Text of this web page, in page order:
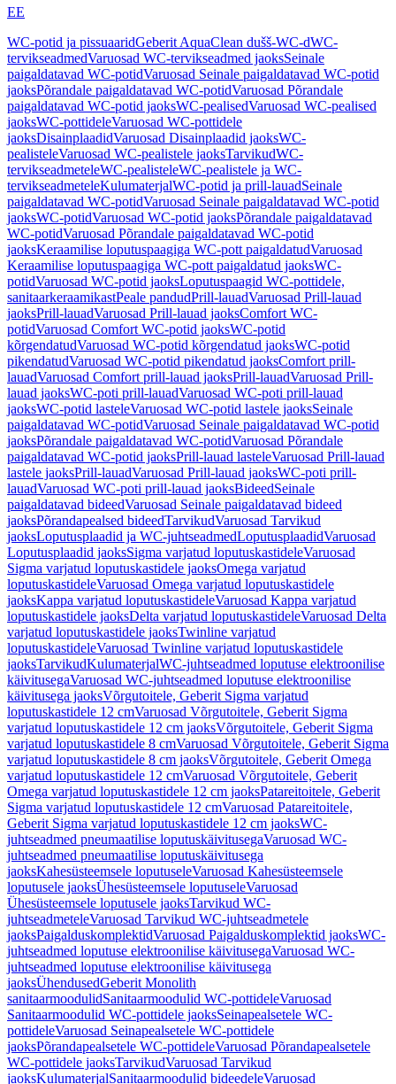
EE
WC-potid ja pissuaaridGeberit AquaClean dušš-WC-dWC-
tervikseadmedVaruosad WC-tervikseadmed jaoksSeinale
paigaldatavad WC-potidVaruosad Seinale paigaldatavad WC-potid
jaoksPõrandale paigaldatavad WC-potidVaruosad Põrandale
paigaldatavad WC-potid jaoksWC-pealisedVaruosad WC-pealised
jaoksWC-pottideleVaruosad WC-pottidele
jaoksDisainplaadidVaruosad Disainplaadid jaoksWC-
pealisteleVaruosad WC-pealistele jaoksTarvikudWC-
tervikseadmeteleWC-pealisteleWC-pealistele ja WC-
tervikseadmeteleKulumaterjalWC-potid ja prill-lauadSeinale
paigaldatavad WC-potidVaruosad Seinale paigaldatavad WC-potid
jaoksWC-potidVaruosad WC-potid jaoksPõrandale paigaldatavad
WC-potidVaruosad Põrandale paigaldatavad WC-potid
jaoksKeraamilise loputuspaagiga WC-pott paigaldatudVaruosad
Keraamilise loputuspaagiga WC-pott paigaldatud jaoksWC-
potidVaruosad WC-potid jaoksLoputuspaagid WC-pottidele,
sanitaarkeraamikastPeale pandudPrill-lauadVaruosad Prill-lauad
jaoksPrill-lauadVaruosad Prill-lauad jaoksComfort WC-
potidVaruosad Comfort WC-potid jaoksWC-potid
kõrgendatudVaruosad WC-potid kõrgendatud jaoksWC-potid
pikendatudVaruosad WC-potid pikendatud jaoksComfort prill-
lauadVaruosad Comfort prill-lauad jaoksPrill-lauadVaruosad Prill-
lauad jaoksWC-poti prill-lauadVaruosad WC-poti prill-lauad
jaoksWC-potid lasteleVaruosad WC-potid lastele jaoksSeinale
paigaldatavad WC-potidVaruosad Seinale paigaldatavad WC-potid
jaoksPõrandale paigaldatavad WC-potidVaruosad Põrandale
paigaldatavad WC-potid jaoksPrill-lauad lasteleVaruosad Prill-lauad
lastele jaoksPrill-lauadVaruosad Prill-lauad jaoksWC-poti prill-
lauadVaruosad WC-poti prill-lauad jaoksBideedSeinale
paigaldatavad bideedVaruosad Seinale paigaldatavad bideed
jaoksPõrandapealsed bideedTarvikudVaruosad Tarvikud
jaoksLoputusplaadid ja WC-juhtseadmedLoputusplaadidVaruosad
Loputusplaadid jaoksSigma varjatud loputuskastideleVaruosad
Sigma varjatud loputuskastidele jaoksOmega varjatud
loputuskastideleVaruosad Omega varjatud loputuskastidele
jaoksKappa varjatud loputuskastideleVaruosad Kappa varjatud
loputuskastidele jaoksDelta varjatud loputuskastideleVaruosad Delta
varjatud loputuskastidele jaoksTwinline varjatud
loputuskastideleVaruosad Twinline varjatud loputuskastidele
jaoksTarvikudKulumaterjalWC-juhtseadmed loputuse elektroonilise
käivitusegaVaruosad WC-juhtseadmed loputuse elektroonilise
käivitusega jaoksVõrgutoitele, Geberit Sigma varjatud
loputuskastidele 12 cmVaruosad Võrgutoitele, Geberit Sigma
varjatud loputuskastidele 12 cm jaoksVõrgutoitele, Geberit Sigma
varjatud loputuskastidele 8 cmVaruosad Võrgutoitele, Geberit Sigma
varjatud loputuskastidele 8 cm jaoksVõrgutoitele, Geberit Omega
varjatud loputuskastidele 12 cmVaruosad Võrgutoitele, Geberit
Omega varjatud loputuskastidele 12 cm jaoksPatareitoitele, Geberit
Sigma varjatud loputuskastidele 12 cmVaruosad Patareitoitele,
Geberit Sigma varjatud loputuskastidele 12 cm jaoksWC-
juhtseadmed pneumaatilise loputuskäivitusegaVaruosad WC-
juhtseadmed pneumaatilise loputuskäivitusega
jaoksKahesüsteemsele loputuseleVaruosad Kahesüsteemsele
loputusele jaoksÜhesüsteemsele loputuseleVaruosad
Ühesüsteemsele loputusele jaoksTarvikud WC-
juhtseadmeteleVaruosad Tarvikud WC-juhtseadmetele
jaoksPaigalduskomplektidVaruosad Paigalduskomplektid jaoksWC-
juhtseadmed loputuse elektroonilise käivitusegaVaruosad WC-
juhtseadmed loputuse elektroonilise käivitusega
jaoksÜhendusedGeberit Monolith
sanitaarmoodulidSanitaarmoodulid WC-pottideleVaruosad
Sanitaarmoodulid WC-pottidele jaoksSeinapealsetele WC-
pottideleVaruosad Seinapealsetele WC-pottidele
jaoksPõrandapealsetele WC-pottideleVaruosad Põrandapealsetele
WC-pottidele jaoksTarvikudVaruosad Tarvikud
jaoksKulumaterjalSanitaarmoodulid bideedeleVaruosad